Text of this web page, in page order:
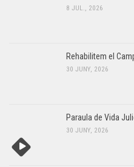
8 JUL., 2026
Rehabilitem el
30 JUNY, 2026
Paraula de Vida
30 JUNY, 2026